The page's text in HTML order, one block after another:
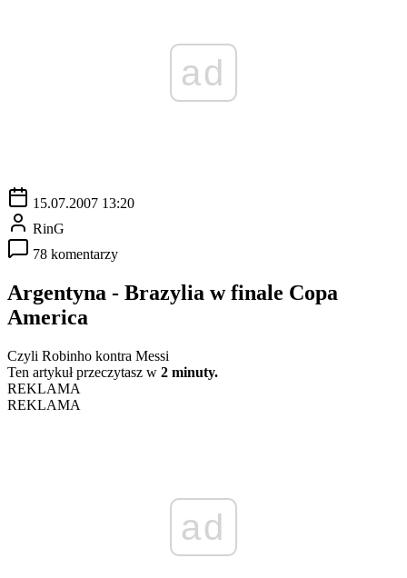
ad
15.07.2007 13:20
RinG
78 komentarzy
Argentyna - Brazylia w finale Copa
America
Czyli Robinho kontra Messi
Ten artykuł przeczytasz w 2 minuty.
REKLAMA
REKLAMA
ad